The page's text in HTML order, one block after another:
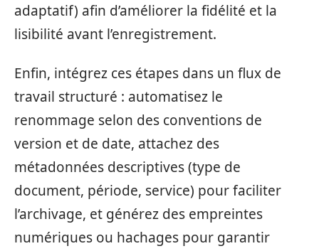
adaptatif) afin d’améliorer la fidélité et la
lisibilité avant l’enregistrement.
Enfin, intégrez ces étapes dans un flux de
travail structuré : automatisez le
renommage selon des conventions de
version et de date, attachez des
métadonnées descriptives (type de
document, période, service) pour faciliter
l’archivage, et générez des empreintes
numériques ou hachages pour garantir